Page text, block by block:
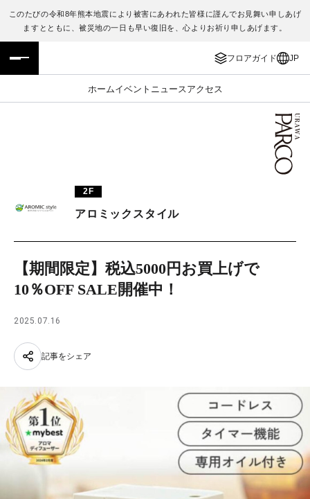
このたびの令和8年熊本地震により被害にあわれた皆様に謹んでお見舞い申しあげ
ますとともに、被災地の一日も早い復旧を、心よりお祈り申しあげます。
フロアガイド JP
ホームイベント ニュース アクセス
フロアガイド
施設案内・アクセス
TAX FREE
JP
ENGLISH
繁体字
日本語
2F
アロミックスタイル
【期間限定】税込5000円お買上げで
10％OFF SALE開催中！
2025.07.16
記事をシェア